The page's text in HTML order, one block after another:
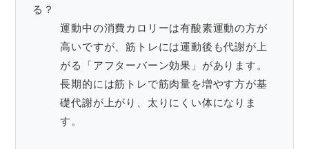
る？
運動中の消費カロリーは有酸素運動の方が
高いですが、筋トレには運動後も代謝が上
がる「アフターバーン効果」があります。
長期的には筋トレで筋肉量を増やす方が基
礎代謝が上がり、太りにくい体になりま
す。